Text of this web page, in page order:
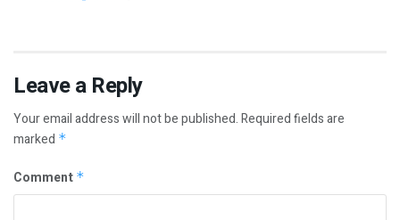
Leave a Reply
Your email address will not be published.Required fields are
marked *
Comment *